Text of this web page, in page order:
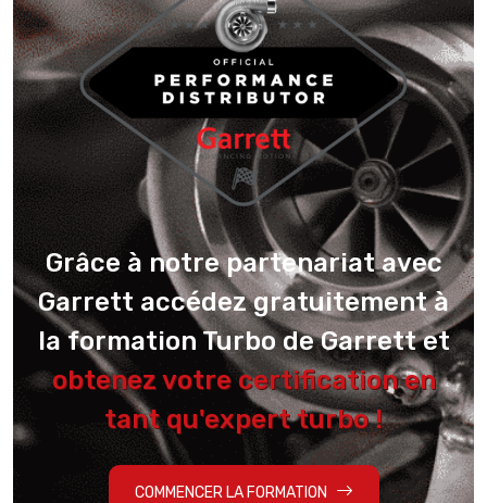
Grâce à notre partenariat avec
Garrett accédez gratuitement à
la formation Turbo de Garrett et
obtenez votre certification en
tant qu'expert turbo !
COMMENCER LA FORMATION